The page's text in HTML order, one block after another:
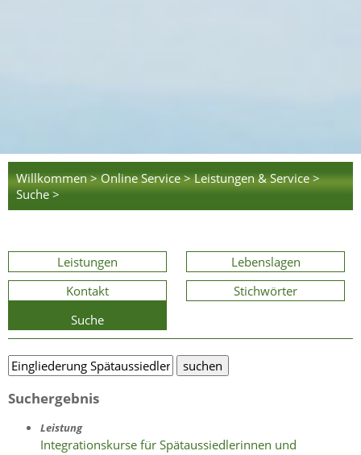
Willkommen > Online Service > Leistungen & Service >
Suche >
Leistungen
Lebenslagen
Kontakt
Stichwörter
Suche
Suchergebnis
Leistung
Integrationskurse für Spätaussiedlerinnen und